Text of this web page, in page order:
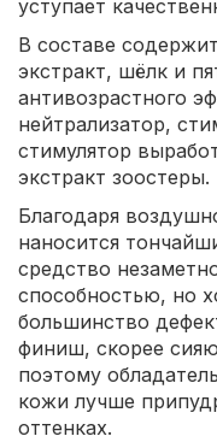
уступает
В составе
экстракт, шёлк и
антивозрастного
нейтрализатор,
стимулятор
экстракт зоостеры.
Благодаря
наносится
средство
способностью, но
большинство
финиш, скорее
поэтому
кожи лучше
оттенках.